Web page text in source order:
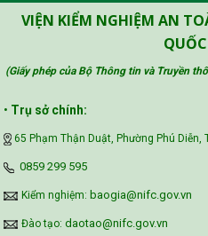
VIỆN KIỂM NGHIỆM AN
(Giấy phép của Bộ Thông tin và Truyền
• Trụ sở chính:
65 Phạm Thận Duật, Phường Phú Diễn,
‪0859 299 595‬
Kiểm nghiệm: baogia@nifc.gov.vn
Đào tạo: daotao@nifc.gov.vn